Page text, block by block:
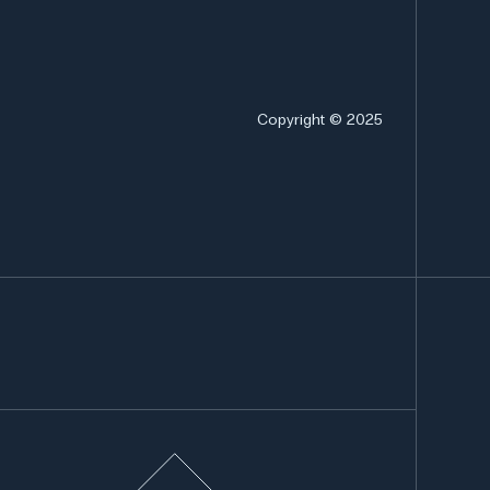
Copyright © 2025